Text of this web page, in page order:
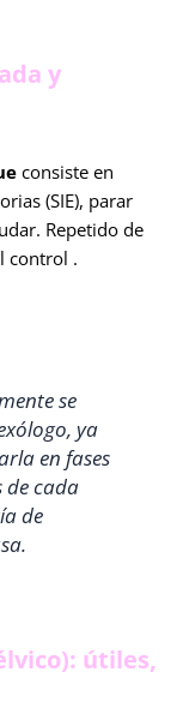
y
consiste en
(SIE), parar
Repetido de
control .
se
ya
en fases
de cada
de
útiles,